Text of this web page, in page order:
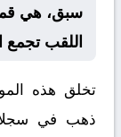
سبق، هي
اللقب تجمع
تخلق هذه
ذهب في